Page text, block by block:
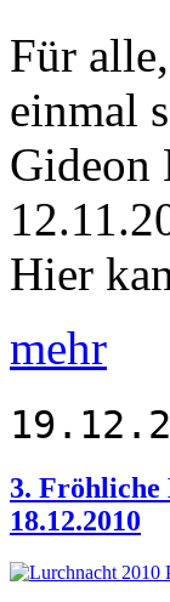
Für
einmal
Gideon
Hier
mehr
3.
18.12.2010